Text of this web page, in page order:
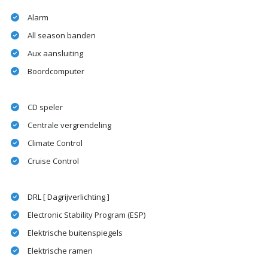
Alarm
All season banden
Aux aansluiting
Boordcomputer
CD speler
Centrale vergrendeling
Climate Control
Cruise Control
DRL [ Dagrijverlichting ]
Electronic Stability Program (ESP)
Elektrische buitenspiegels
Elektrische ramen